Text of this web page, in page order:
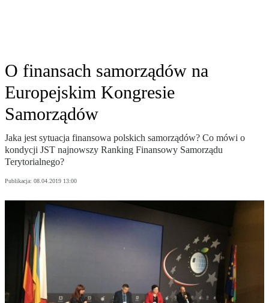
O finansach samorządów na
Europejskim Kongresie
Samorządów
Jaka jest sytuacja finansowa polskich samorządów? Co mówi o
kondycji JST najnowszy Ranking Finansowy Samorządu
Terytorialnego?
Publikacja: 08.04.2019 13:00